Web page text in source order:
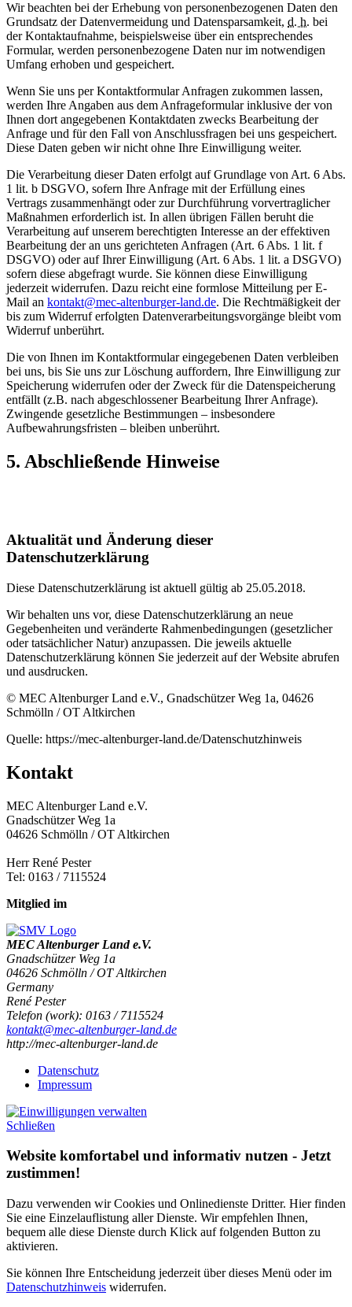
Wir beachten bei der Erhebung von personenbezogenen Daten den
Grundsatz der Datenvermeidung und Datensparsamkeit, d. h. bei
der Kontaktaufnahme, beispielsweise über ein entsprechendes
Formular, werden personenbezogene Daten nur im notwendigen
Umfang erhoben und gespeichert.
Wenn Sie uns per Kontaktformular Anfragen zukommen lassen,
werden Ihre Angaben aus dem Anfrageformular inklusive der von
Ihnen dort angegebenen Kontaktdaten zwecks Bearbeitung der
Anfrage und für den Fall von Anschlussfragen bei uns gespeichert.
Diese Daten geben wir nicht ohne Ihre Einwilligung weiter.
Die Verarbeitung dieser Daten erfolgt auf Grundlage von Art. 6 Abs.
1 lit. b DSGVO, sofern Ihre Anfrage mit der Erfüllung eines
Vertrags zusammenhängt oder zur Durchführung vorvertraglicher
Maßnahmen erforderlich ist. In allen übrigen Fällen beruht die
Verarbeitung auf unserem berechtigten Interesse an der effektiven
Bearbeitung der an uns gerichteten Anfragen (Art. 6 Abs. 1 lit. f
DSGVO) oder auf Ihrer Einwilligung (Art. 6 Abs. 1 lit. a DSGVO)
sofern diese abgefragt wurde. Sie können diese Einwilligung
jederzeit widerrufen. Dazu reicht eine formlose Mitteilung per E-
Mail an kontakt@mec-altenburger-land.de. Die Rechtmäßigkeit der
bis zum Widerruf erfolgten Datenverarbeitungsvorgänge bleibt vom
Widerruf unberührt.
Die von Ihnen im Kontaktformular eingegebenen Daten verbleiben
bei uns, bis Sie uns zur Löschung auffordern, Ihre Einwilligung zur
Speicherung widerrufen oder der Zweck für die Datenspeicherung
entfällt (z.B. nach abgeschlossener Bearbeitung Ihrer Anfrage).
Zwingende gesetzliche Bestimmungen – insbesondere
Aufbewahrungsfristen – bleiben unberührt.
5. Abschließende Hinweise
Aktualität und Änderung dieser
Datenschutzerklärung
Diese Datenschutzerklärung ist aktuell gültig ab 25.05.2018.
Wir behalten uns vor, diese Datenschutzerklärung an neue
Gegebenheiten und veränderte Rahmenbedingungen (gesetzlicher
oder tatsächlicher Natur) anzupassen. Die jeweils aktuelle
Datenschutzerklärung können Sie jederzeit auf der Website abrufen
und ausdrucken.
© MEC Altenburger Land e.V., Gnadschützer Weg 1a, 04626
Schmölln / OT Altkirchen
Quelle: https://mec-altenburger-land.de/Datenschutzhinweis
Kontakt
MEC Altenburger Land e.V.
Gnadschützer Weg 1a
04626 Schmölln / OT Altkirchen
Herr René Pester
Tel: 0163 / 7115524
Mitglied im
MEC Altenburger Land e.V.
Gnadschützer Weg 1a
04626 Schmölln / OT Altkirchen
Germany
René Pester
Telefon (work): 0163 / 7115524
kontakt@mec-altenburger-land.de
http://mec-altenburger-land.de
Datenschutz
Impressum
Schließen
Website komfortabel und informativ nutzen - Jetzt
zustimmen!
Dazu verwenden wir Cookies und Onlinedienste Dritter. Hier finden
Sie eine Einzelauflistung aller Dienste. Wir empfehlen Ihnen,
bequem alle diese Dienste durch Klick auf folgenden Button zu
aktivieren.
Sie können Ihre Entscheidung jederzeit über dieses Menü oder im
Datenschutzhinweis widerrufen.